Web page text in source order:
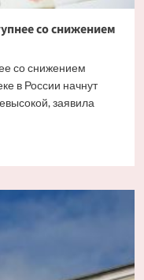
со снижением
со снижением
в России начнут
заявила